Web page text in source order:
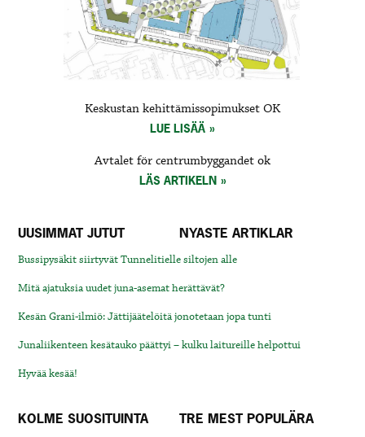
Keskustan kehittämissopimukset OK
LUE LISÄÄ
Avtalet för centrumbyggandet ok
LÄS ARTIKELN
UUSIMMAT JUTUT NYASTE ARTIKLAR
Bussipysäkit siirtyvät Tunnelitielle siltojen alle
Mitä ajatuksia uudet juna-asemat herättävät?
Kesän Grani-ilmiö: Jättijäätelöitä jonotetaan jopa tunti
Junaliikenteen kesätauko päättyi – kulku laitureille helpottui
Hyvää kesää!
KOLME SUOSITUINTA TRE MEST POPULÄRA